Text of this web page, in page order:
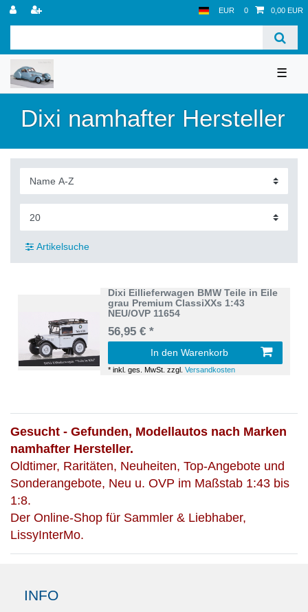
EUR 0 0,00 EUR
☰
Dixi namhafter Hersteller
Artikelsuche
Dixi Eillieferwagen BMW Teile in Eile
grau Premium ClassiXXs 1:43
NEU/OVP 11654
56,95 € *
In den Warenkorb
*inkl. ges. MwSt. zzgl.Versandkosten
Gesucht - Gefunden, Modellautos nach Marken
namhafter Hersteller.
Oldtimer, Raritäten, Neuheiten, Top-Angebote und
Sonderangebote, Neu u. OVP im Maßstab 1:43 bis
1:8.
Der Online-Shop für Sammler & Liebhaber,
LissyInterMo.
INFO